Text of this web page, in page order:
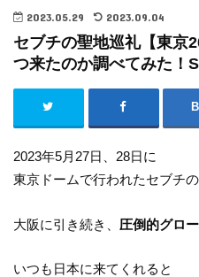
2023.05.29 2023.09.04
セブチの聖地巡礼【東京
つ来たのか調べてみた！
2023年5月27日、28日に
東京ドームで行われたセブチ
大阪に引き続き、 圧倒的グロ
いつも日本に来てくれると